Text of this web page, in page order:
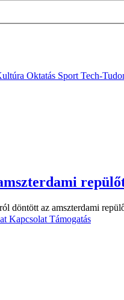
Oktatás Sport Tech-
döntött az amszterdami
Kapcsolat Támogatás